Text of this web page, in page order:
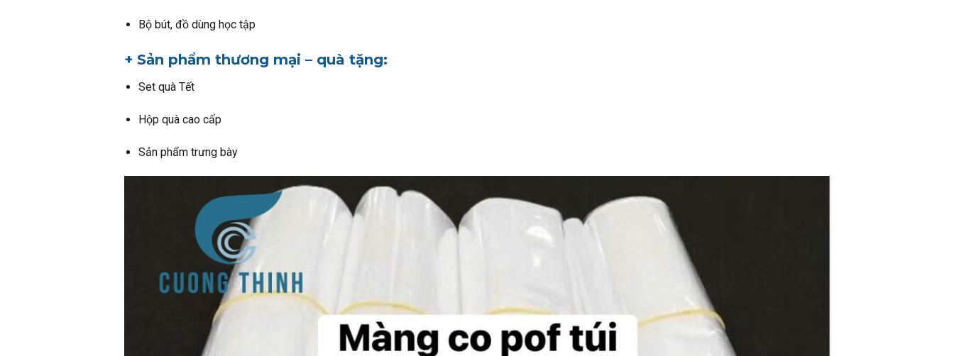
Bộ bút, đồ dùng học tập
+ Sản phẩm thương mại – quà tặng:
Set quà Tết
Hộp quà cao cấp
Sản phẩm trưng bày